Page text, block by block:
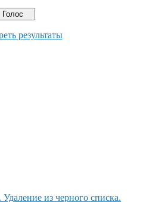
результаты
из черного списка.